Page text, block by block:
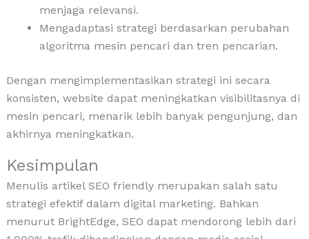
menjaga relevansi.
Mengadaptasi strategi berdasarkan perubahan
algoritma mesin pencari dan tren pencarian.
Dengan mengimplementasikan strategi ini secara
konsisten, website dapat meningkatkan visibilitasnya di
mesin pencari, menarik lebih banyak pengunjung, dan
akhirnya meningkatkan.
Kesimpulan
Menulis artikel SEO friendly merupakan salah satu
strategi efektif dalam digital marketing. Bahkan
menurut BrightEdge, SEO dapat mendorong lebih dari